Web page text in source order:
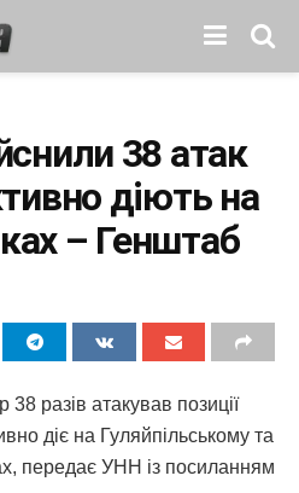
38 атак
діють на
– Генштаб
38 разів атакував позиції
діє на Гуляйпільському та
передає УНН із посиланням